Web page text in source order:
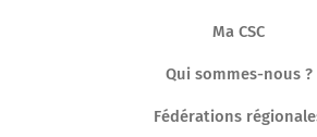
Ma CSC
Qui sommes-nous ?
Fédérations